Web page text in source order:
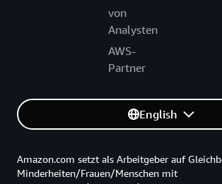
von
Analysten
AWS-
Partner
English
Amazon.com setzt als Arbeitgeber auf
Minderheiten/Frauen/Menschen mit